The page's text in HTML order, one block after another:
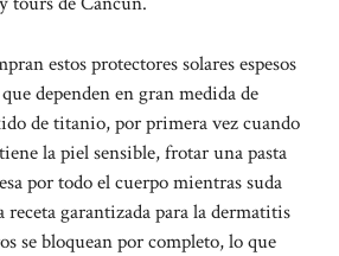
estos protectores solares espesos
dependen en gran medida de
de titanio, por primera vez cuando
la piel sensible, frotar una pasta
por todo el cuerpo mientras suda
receta garantizada para la dermatitis
se bloquean por completo, lo que